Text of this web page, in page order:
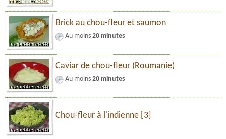
Brick au chou-fleur et saumon
Au moins 20 minutes
Caviar de chou-fleur (Roumanie)
Au moins 20 minutes
Chou-fleur à l'indienne [3]